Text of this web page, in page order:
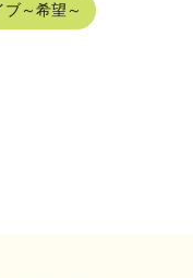
～希望～